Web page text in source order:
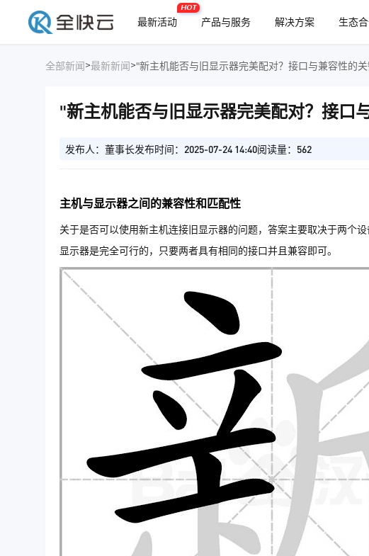
最新活动
HOT
产品与服务 解决方案 生态
全部新闻>最新新闻>"新主机能否与旧显示器完美配对？接口与兼容性的
"新主机能否与旧显示器完美配对？接口
发布人：董事长发布时间：2025-07-24 14:40阅读量：562
主机与显示器之间的兼容性和匹配性
关于是否可以使用新主机连接旧显示器的问题，答案主要取决于两个
显示器是完全可行的，只要两者具有相同的接口并且兼容即可。